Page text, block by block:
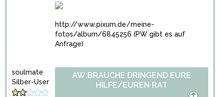
http://www.pixum.de/meine-
fotos/album/6845256 (PW gibt es auf
Anfrage)
soulmate
Silber-User
AW:BRAUCHE DRINGEND EURE
HILFE/EUREN RAT